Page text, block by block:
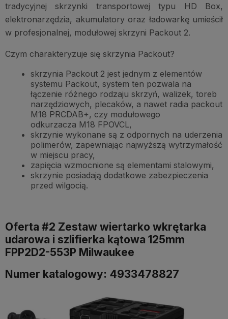
tradycyjnej skrzynki transportowej typu HD Box,
elektronarzędzia, akumulatory oraz ładowarkę umieścił
w profesjonalnej, modułowej skrzyni Packout 2.
Czym charakteryzuje się skrzynia Packout?
skrzynia Packout 2 jest jednym z elementów
systemu Packout, system ten pozwala na
łączenie różnego rodzaju skrzyń, walizek, toreb
narzędziowych, plecaków, a nawet radia packout
M18 PRCDAB+, czy modułowego
odkurzacza M18 FPOVCL,
skrzynie wykonane są z odpornych na uderzenia
polimerów, zapewniając najwyższą wytrzymałość
w miejscu pracy,
zapięcia wzmocnione są elementami stalowymi,
skrzynie posiadają dodatkowe zabezpieczenia
przed wilgocią.
Oferta #2 Zestaw wiertarko wkrętarka
udarowa i szlifierka kątowa 125mm
FPP2D2-553P Milwaukee
Numer katalogowy: 4933478827